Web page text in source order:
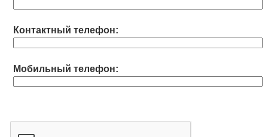
Контактный телефон:
Мобильный телефон: